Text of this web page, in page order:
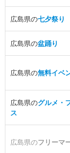
広島県の七夕祭り
広島県の盆踊り
広島県の無料イベ
広島県のグルメ・
ス
広島県のフリーマ